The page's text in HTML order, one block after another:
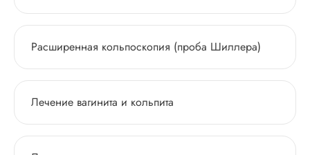
Расширенная кольпоскопия (проба Шиллера)
Лечение вагинита и кольпита